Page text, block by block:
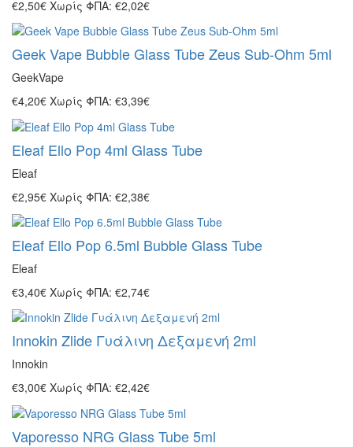
€2,50€ Χωρίς ΦΠΑ: €2,02€
Geek Vape Bubble Glass Tube Zeus Sub-Ohm 5ml
GeekVape
€4,20€ Χωρίς ΦΠΑ: €3,39€
Eleaf Ello Pop 4ml Glass Tube
Eleaf
€2,95€ Χωρίς ΦΠΑ: €2,38€
Eleaf Ello Pop 6.5ml Bubble Glass Tube
Eleaf
€3,40€ Χωρίς ΦΠΑ: €2,74€
Innokin Zlide Γυάλινη Δεξαμενή 2ml
Innokin
€3,00€ Χωρίς ΦΠΑ: €2,42€
Vaporesso NRG Glass Tube 5ml